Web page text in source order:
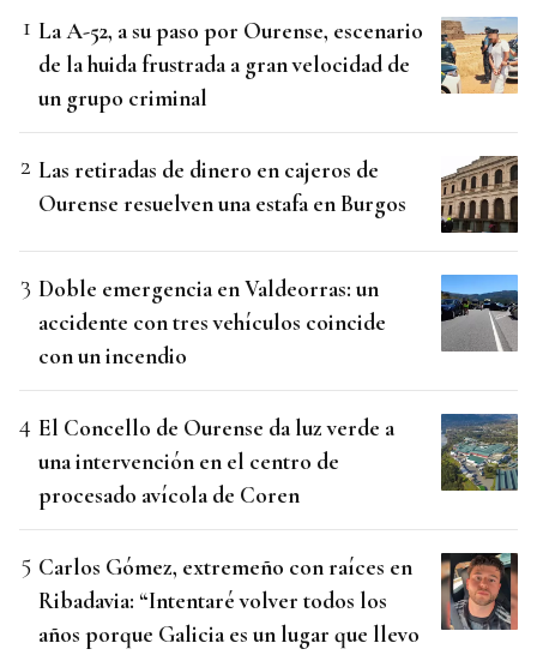
La A-52, a su paso por Ourense, escenario
de la huida frustrada a gran velocidad de
un grupo criminal
Las retiradas de dinero en cajeros de
Ourense resuelven una estafa en Burgos
Doble emergencia en Valdeorras: un
accidente con tres vehículos coincide
con un incendio
El Concello de Ourense da luz verde a
una intervención en el centro de
procesado avícola de Coren
Carlos Gómez, extremeño con raíces en
Ribadavia: “Intentaré volver todos los
años porque Galicia es un lugar que llevo